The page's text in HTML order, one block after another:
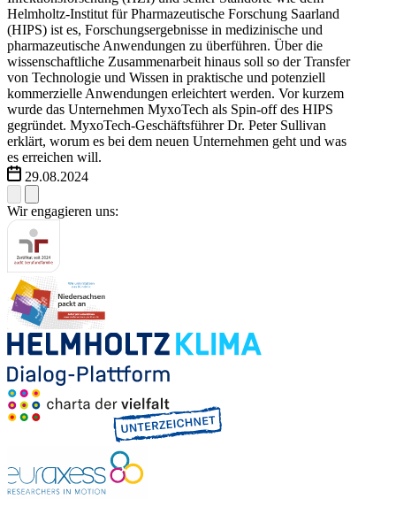
Helmholtz-Institut für Pharmazeutische Forschung Saarland
(HIPS) ist es, Forschungsergebnisse in medizinische und
pharmazeutische Anwendungen zu überführen. Über die
wissenschaftliche Zusammenarbeit hinaus soll so der Transfer
von Technologie und Wissen in praktische und potenziell
kommerzielle Anwendungen erleichtert werden. Vor kurzem
wurde das Unternehmen MyxoTech als Spin-off des HIPS
gegründet. MyxoTech-Geschäftsführer Dr. Peter Sullivan
erklärt, worum es bei dem neuen Unternehmen geht und was
es erreichen will.
29.08.2024
Wir engagieren uns: